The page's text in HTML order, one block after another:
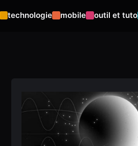
technologie mobile outil et tuto